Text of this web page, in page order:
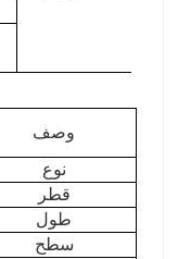
وصف
نوع
قطر
طول
سطح